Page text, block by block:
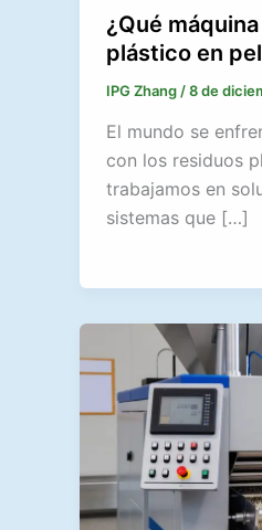
¿Qué
plástico en
IPG Zhang /8 de
El mundo se
con los residuos
trabajamos en
sistemas que […]